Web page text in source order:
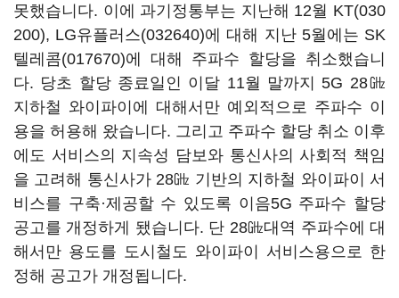
못했습니다. 이에 과기정통부는 지난해 12월 KT(030
200), LG유플러스(032640)에 대해 지난 5월에는 SK
텔레콤(017670)에 대해 주파수 할당을 취소했습니
다. 당초 할당 종료일인 이달 11월 말까지 5G 28㎓
지하철 와이파이에 대해서만 예외적으로 주파수 이
용을 허용해 왔습니다. 그리고 주파수 할당 취소 이후
에도 서비스의 지속성 담보와 통신사의 사회적 책임
을 고려해 통신사가 28㎓ 기반의 지하철 와이파이 서
비스를 구축·제공할 수 있도록 이음5G 주파수 할당
공고를 개정하게 됐습니다. 단 28㎓대역 주파수에 대
해서만 용도를 도시철도 와이파이 서비스용으로 한
정해 공고가 개정됩니다.